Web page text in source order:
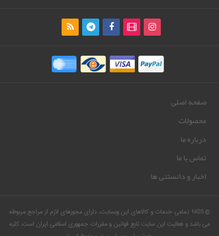
صفحه اصلی
محصولات
درباره ما
تماس با ما
اخبار و دانستنی ها
© 1405 تمامی خدمات و کالاهای این وبسایت، دارای مجوزهای لازم از مراجع مربوطه
می باشد و فعالیت این سایت تابع قوانین و مقررات جمهوری اسلامی ایران است. کلیه